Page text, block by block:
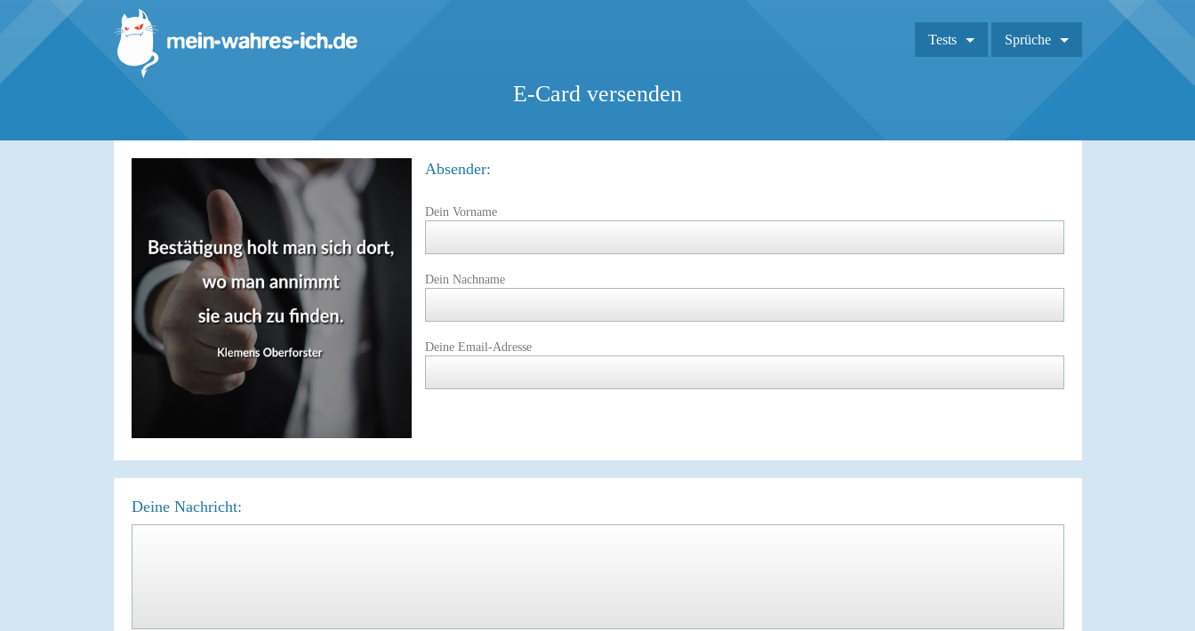
Tests Sprüche
E-Card versenden
Absender:
Dein Vorname
Dein Nachname
Deine Email-Adresse
Deine Nachricht: